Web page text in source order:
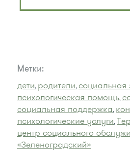
Метки:
дети, родители, социальная
психологическая помощь,
социальная поддержка,
психологические услуги,
центр социального
«Зеленоградский»